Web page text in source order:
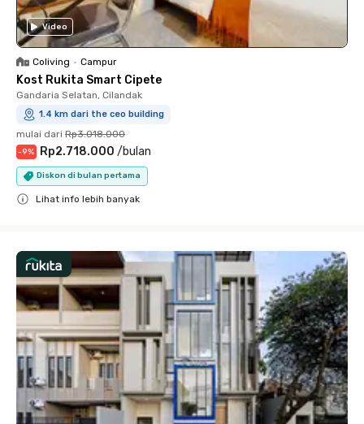
Video
Coliving • Campur
Kost Rukita Smart Cipete
Gandaria Selatan, Cilandak
1.4 km dari the ceo building
mulai dari Rp3.018.000
-9% Rp2.718.000 /bulan
Diskon di bulan pertama
Lihat info lebih banyak